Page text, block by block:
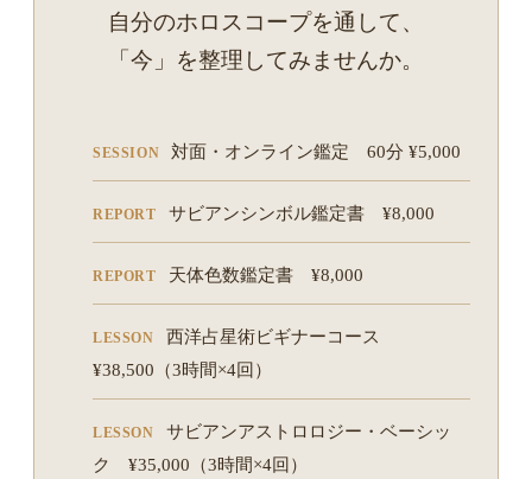
自分のホロスコープを通して、
「今」を整理してみませんか。
SESSION 対面・オンライン鑑定 60分 ¥5,000
REPORT サビアンシンボル鑑定書 ¥8,000
REPORT 天体色数鑑定書 ¥8,000
LESSON
西洋占星術ビギナーコース
¥38,500（3時間×4回）
LESSON
サビアンアストロロジー・ベーシッ
ク ¥35,000（3時間×4回）